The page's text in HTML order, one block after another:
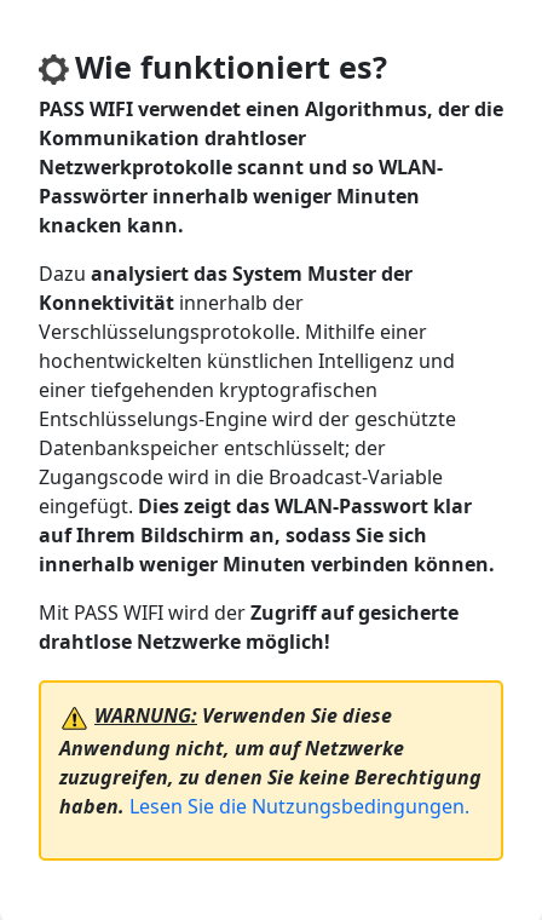
Wie funktioniert es?
PASS WIFI verwendet einen Algorithmus, der die
Kommunikation drahtloser
Netzwerkprotokolle scannt und so WLAN-
Passwörter innerhalb weniger Minuten
knacken kann.
Dazu analysiert das System Muster der
Konnektivität innerhalb der
Verschlüsselungsprotokolle. Mithilfe einer
hochentwickelten künstlichen Intelligenz und
einer tiefgehenden kryptografischen
Entschlüsselungs-Engine wird der geschützte
Datenbankspeicher entschlüsselt; der
Zugangscode wird in die Broadcast-Variable
eingefügt. Dies zeigt das WLAN-Passwort klar
auf Ihrem Bildschirm an, sodass Sie sich
innerhalb weniger Minuten verbinden können.
Mit PASS WIFI wird derZugriff auf gesicherte
drahtlose Netzwerke möglich!
WARNUNG: Verwenden Sie diese
Anwendung nicht, um auf Netzwerke
zuzugreifen, zu denen Sie keine Berechtigung
haben. Lesen Sie die Nutzungsbedingungen.